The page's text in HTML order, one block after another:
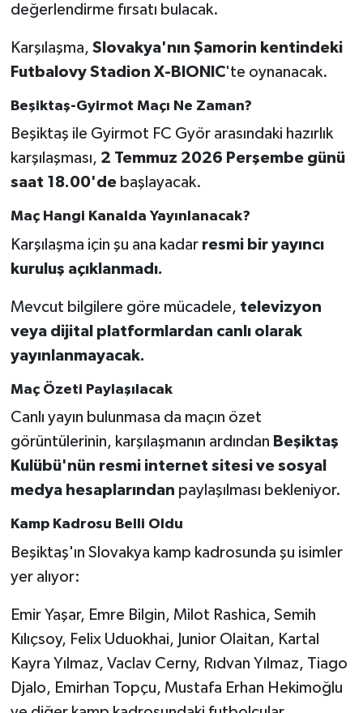
değerlendirme fırsatı bulacak.
Karşılaşma, Slovakya'nın Şamorin kentindeki
Futbalovy Stadion X-BIONIC'te oynanacak.
Beşiktaş-Gyirmot Maçı Ne Zaman?
Beşiktaş ile Gyirmot FC Györ arasındaki hazırlık
karşılaşması, 2 Temmuz 2026 Perşembe günü
saat 18.00'debaşlayacak.
Maç Hangi Kanalda Yayınlanacak?
Karşılaşma için şu ana kadar resmi bir yayıncı
kuruluş açıklanmadı.
Mevcut bilgilere göre mücadele, televizyon
veya dijital platformlardan canlı olarak
yayınlanmayacak.
Maç Özeti Paylaşılacak
Canlı yayın bulunmasa da maçın özet
görüntülerinin, karşılaşmanın ardından Beşiktaş
Kulübü'nün resmi internet sitesi ve sosyal
medya hesaplarından paylaşılması bekleniyor.
Kamp Kadrosu Belli Oldu
Beşiktaş'ın Slovakya kamp kadrosunda şu isimler
yer alıyor:
Emir Yaşar, Emre Bilgin, Milot Rashica, Semih
Kılıçsoy, Felix Uduokhai, Junior Olaitan, Kartal
Kayra Yılmaz, Vaclav Cerny, Rıdvan Yılmaz, Tiago
Djalo, Emirhan Topçu, Mustafa Erhan Hekimoğlu